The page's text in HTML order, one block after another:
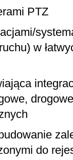
PTZ
w
do